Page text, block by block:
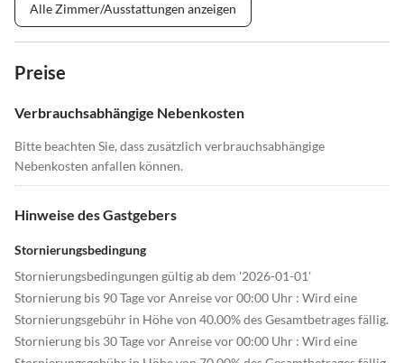
Alle Zimmer/Ausstattungen anzeigen
Preise
Verbrauchsabhängige Nebenkosten
Bitte beachten Sie, dass zusätzlich verbrauchsabhängige
Nebenkosten anfallen können.
Hinweise des Gastgebers
Stornierungsbedingung
Stornierungsbedingungen gültig ab dem '2026-01-01'
Stornierung bis 90 Tage vor Anreise vor 00:00 Uhr : Wird eine
Stornierungsgebühr in Höhe von 40.00% des Gesamtbetrages fällig.
Stornierung bis 30 Tage vor Anreise vor 00:00 Uhr : Wird eine